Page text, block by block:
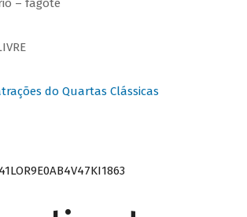
– fagote
do Quartas Clássicas